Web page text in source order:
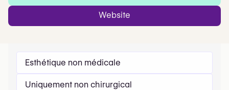
Website
Esthétique non médicale
Uniquement non chirurgical